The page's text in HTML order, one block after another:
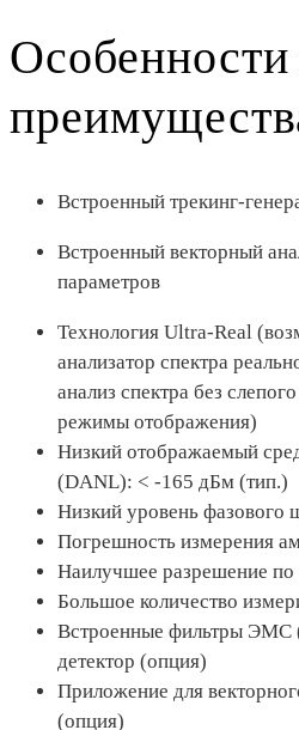
Встроенный трекинг-
Встроенный векторный
параметров
Технология Ultra-Real
анализатор спектра
анализ спектра без
режимы отображения)
Низкий отображаемый
(DANL): < -165 дБм (тип.)
Низкий уровень
Погрешность измерения
Наилучшее разрешение по
Большое количество
Встроенные фильтры ЭМС
детектор (опция)
Приложение для
(опция)